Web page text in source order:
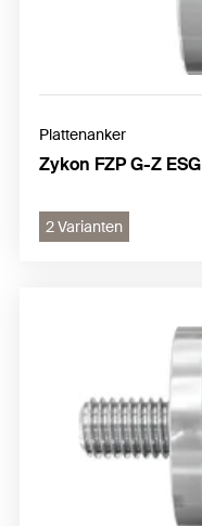
Plattenanker
Zykon FZP G-Z ESG
2 Varianten